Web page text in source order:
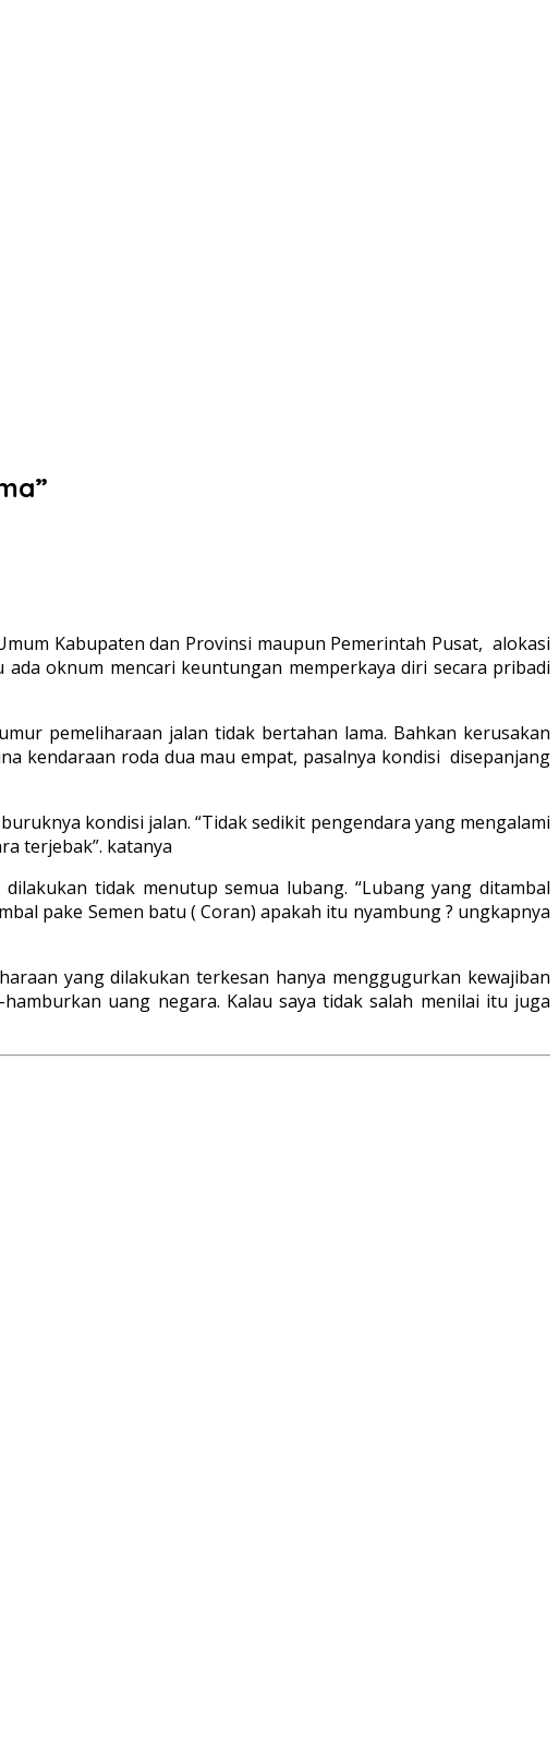
Kabupaten dan Provinsi maupun Pemerintah Pusat, alokasi
oknum mencari keuntungan memperkaya diri secara pribadi
pemeliharaan jalan tidak bertahan lama. Bahkan kerusakan
kendaraan roda dua mau empat, pasalnya kondisi disepanjang
kondisi jalan. “Tidak sedikit pengendara yang mengalami
terjebak”. katanya
tidak menutup semua lubang. “Lubang yang ditambal
pake Semen batu ( Coran) apakah itu nyambung ? ungkapnya
yang dilakukan terkesan hanya menggugurkan kewajiban
uang negara. Kalau saya tidak salah menilai itu juga